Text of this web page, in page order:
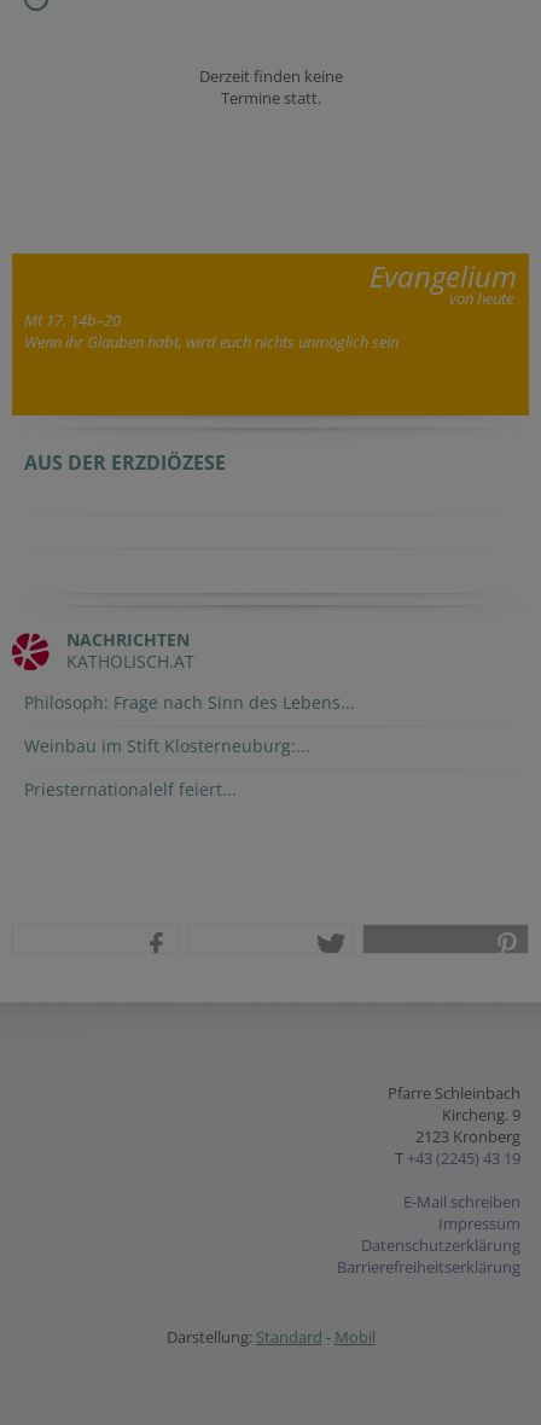
Derzeit finden keine
Termine statt.
Evangelium
von heute
Mt 17, 14b–20
Wenn ihr Glauben habt, wird euch nichts unmöglich sein
AUS DER ERZDIÖZESE
NACHRICHTEN
KATHOLISCH.AT
Philosoph: Frage nach Sinn des Lebens...
Weinbau im Stift Klosterneuburg:...
Priesternationalelf feiert...
Pfarre Schleinbach
Kircheng. 9
2123 Kronberg
T +43 (2245) 43 19
E-Mail schreiben
Impressum
Datenschutzerklärung
Barrierefreiheitserklärung
Darstellung: Standard - Mobil